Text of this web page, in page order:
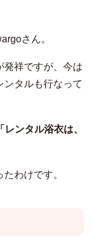
さん。
発祥ですが、今は
ンタルも行なって
「レンタル浴衣は、
わけです。